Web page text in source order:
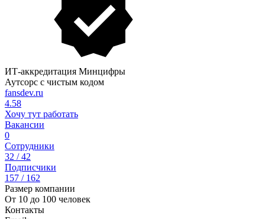
ИТ-аккредитация Минцифры
Аутсорс с чистым кодом
fansdev.ru
4.58
Хочу тут работать
Вакансии
0
Сотрудники
32 / 42
Подписчики
157 / 162
Размер компании
От 10 до 100 человек
Контакты